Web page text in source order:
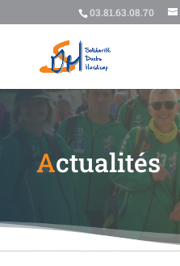
03.81.63.08.70
Actualités